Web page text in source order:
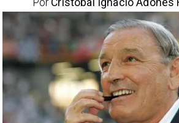
Cristóbal Ignacio Adones
Por